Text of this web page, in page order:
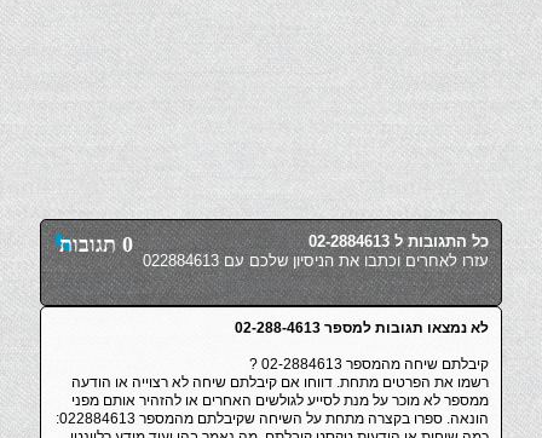
0 תגובות
כל התגובות ל 02-2884613
עזרו לאחרים וכתבו את הניסיון שלכם עם 022884613
לא נמצאו תגובות למספר 02-288-4613
קיבלתם שיחה מהמספר 02-2884613 ?
רשמו את הפרטים מתחת. דווחו אם קיבלתם שיחה לא רצוייה או הודעה
ממספר לא מוכר על מנת לסייע לגולשים האחרים או להזהיר אותם מפני
הונאה. ספרו בקצרה מתחת על השיחה שקיבלתם מהמספר 022884613: